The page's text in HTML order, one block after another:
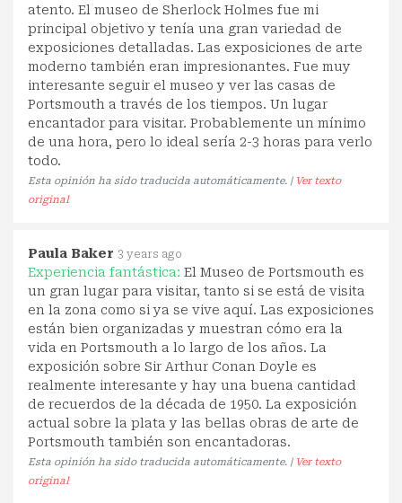
atento. El museo de Sherlock Holmes fue mi
principal objetivo y tenía una gran variedad de
exposiciones detalladas. Las exposiciones de arte
moderno también eran impresionantes. Fue muy
interesante seguir el museo y ver las casas de
Portsmouth a través de los tiempos. Un lugar
encantador para visitar. Probablemente un mínimo
de una hora, pero lo ideal sería 2-3 horas para verlo
todo.
Esta opinión ha sido traducida automáticamente. | Ver texto
original
Paula Baker 3 years ago
Experiencia fantástica: El Museo de Portsmouth es
un gran lugar para visitar, tanto si se está de visita
en la zona como si ya se vive aquí. Las exposiciones
están bien organizadas y muestran cómo era la
vida en Portsmouth a lo largo de los años. La
exposición sobre Sir Arthur Conan Doyle es
realmente interesante y hay una buena cantidad
de recuerdos de la década de 1950. La exposición
actual sobre la plata y las bellas obras de arte de
Portsmouth también son encantadoras.
Esta opinión ha sido traducida automáticamente. | Ver texto
original